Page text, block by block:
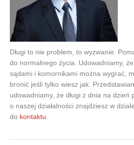
Długi to nie problem, to wyzwanie.
do normalnego życia. Udowadniamy,
sądami i komornikami można wygrać,
bronić jeśli tylko wiesz jak.
udowadniamy, że długi z dnia na dzień
o naszej działalności znajdziesz w dziale
do kontaktu